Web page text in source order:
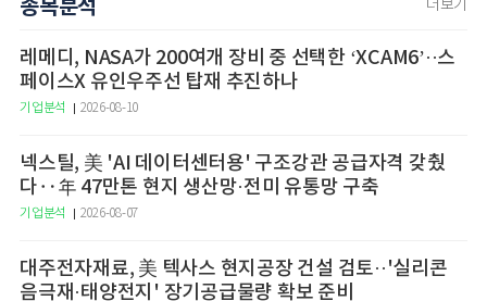
종목분석 더보기
레메디, NASA가 200여개 장비 중 선택한 ‘XCAM6’··스
페이스X 유인우주선 탑재 추진하나
기업분석 2026-08-10
넥스틸, 美 'AI 데이터센터용' 구조강관 공급자격 갖췄
다‥年 47만톤 현지 생산망·전미 유통망 구축
기업분석 2026-08-07
대주전자재료, 美 텍사스 현지공장 건설 검토··'실리콘
음극재·태양전지' 장기공급물량 확보 준비